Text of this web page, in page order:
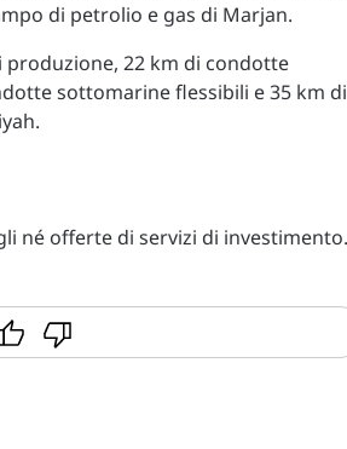
di petrolio e gas di Marjan.
22 km di condotte
sottomarine flessibili e 35 km di
né offerte di servizi di investimento.